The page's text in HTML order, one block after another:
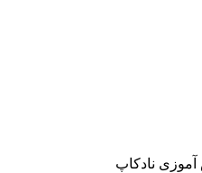
آموزی نادکاپ